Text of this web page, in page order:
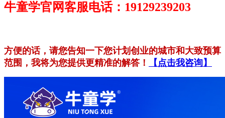
牛童学官网客服电话：19129239203
方便的话，请您告知一下您计划创业的城市和大致预算
范围，我将为您提供更精准的解答！
【点击我咨询】